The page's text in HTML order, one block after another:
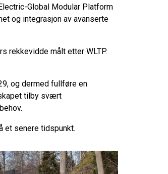
Global Modular Platform
og integrasjon av avanserte
rekkevidde målt etter WLTP.
og dermed fullføre en
tilby svært
et senere tidspunkt.